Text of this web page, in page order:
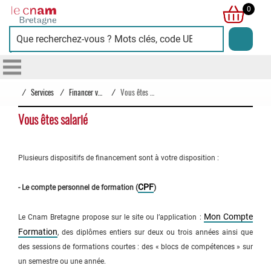
Cnam
Bretagne
0
/ Services / /
Vous êtes salarié
Plusieurs dispositifs de financement sont à votre disposition :
- Le compte personnel de formation (CPF)
Le Cnam Bretagne propose sur le site ou l’application : Mon Compte
Formation, des diplômes entiers sur deux ou trois années ainsi que
des sessions de formations courtes : des « blocs de compétences » sur
un semestre ou une année.